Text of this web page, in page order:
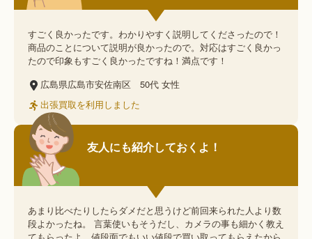
すごく良かったです。わかりやすく説明してくださったので！
商品のことについて説明が良かったので。対応はすごく良かっ
たので印象もすごく良かったですね！満点です！
広島県広島市安佐南区
50代 女性
出張買取を利用しました
友人にも紹介しておくよ！
あまり比べたりしたらダメだと思うけど前回来られた人より数
段よかったね。 言葉使いもそうだし、カメラの事も細かく教え